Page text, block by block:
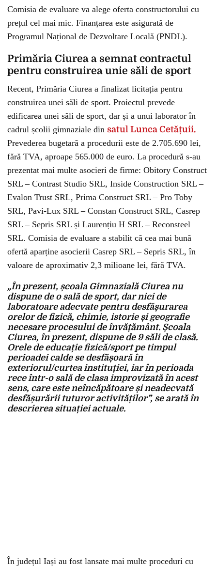
Comisia de evaluare va alege oferta constructorului cu
prețul cel mai mic. Finanțarea este asigurată de
Programul Național de Dezvoltare Locală (PNDL).
Primăria Ciurea a semnat contractul
pentru construirea unie săli de sport
Recent, Primăria Ciurea a finalizat licitația pentru
construirea unei săli de sport. Proiectul prevede
edificarea unei săli de sport, dar și a unui laborator în
cadrul școlii gimnaziale din satul Lunca Cetățuii.
Prevederea bugetară a procedurii este de 2.705.690 lei,
fără TVA, aproape 565.000 de euro. La procedură s-au
prezentat mai multe asocieri de firme: Obitory Construct
SRL – Contrast Studio SRL, Inside Construction SRL –
Evalon Trust SRL, Prima Construct SRL – Pro Toby
SRL, Pavi-Lux SRL – Constan Construct SRL, Casrep
SRL – Sepris SRL și Laurențiu H SRL – Reconsteel
SRL. Comisia de evaluare a stabilit că cea mai bună
ofertă aparține asocierii Casrep SRL – Sepris SRL, în
valoare de aproximativ 2,3 milioane lei, fără TVA.
„În prezent, școala Gimnazială Ciurea nu
dispune de o sală de sport, dar nici de
laboratoare adecvate pentru desfășurarea
orelor de fizică, chimie, istorie și geografie
necesare procesului de învățământ. Școala
Ciurea, în prezent, dispune de 9 săli de clasă.
Orele de educație fizică/sport pe timpul
perioadei calde se desfășoară în
exteriorul/curtea instituției, iar în perioada
rece într-o sală de clasa improvizată în acest
sens, care este neîncăpătoare și neadecvată
desfășurării tuturor activităților”, se arată în
descrierea situației actuale.
În județul Iași au fost lansate mai multe proceduri cu